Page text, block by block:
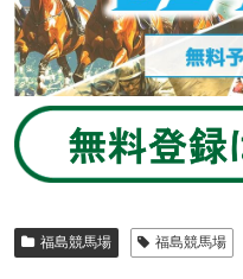
福島競馬場 福島競馬場